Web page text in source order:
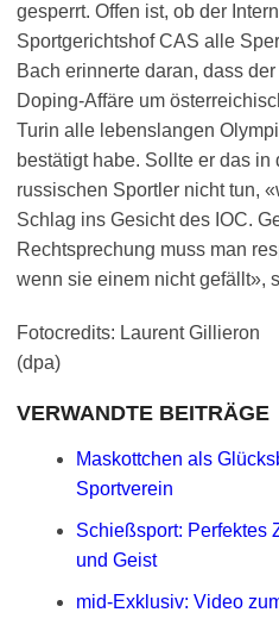
gesperrt. Offen ist, ob der
Sportgerichtshof CAS alle
Bach erinnerte daran, dass
Doping-Affäre um
Turin alle lebenslangen
bestätigt habe. Sollte er das in
russischen Sportler nicht tun,
Schlag ins Gesicht des IOC.
Rechtsprechung muss man
wenn sie einem nicht gefällt»,
Fotocredits: Laurent Gillieron
(dpa)
VERWANDTE BEITRÄGE
Maskottchen als
Sportverein
Schießsport: Perfektes
und Geist
mid-Exklusiv: Video